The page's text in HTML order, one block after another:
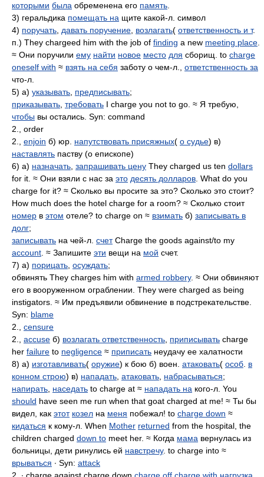
которыми была обременена его память
3) геральдика помещать на щите какой-л. символ
4) поручать давать поручение возлагать( ответственность и т.
п.) They chargeed him with the job of finding a new meeting place
≈ Они поручили ему найти новое место для сборищ. to charge
oneself with ≈ взять на себя заботу о чем-л., ответственность за
что-л.
5) а) указывать предписывать;
приказывать требовать I charge you not to go. ≈ Я требую,
чтобы вы остались. Syn: command
2., order
2., enjoin б) юр. напутствовать присяжных( о судье) в)
наставлять паству (о епископе)
6) а) назначать запрашивать цену They charged us ten dollars
for it. ≈ Они взяли с нас за это десять долларов . What do you
charge for it? ≈ Сколько вы просите за это? Сколько это стоит?
How much does the hotel charge for a room? ≈ Сколько стоит
номер в этом отеле? to charge on ≈ взимать б) записывать в
долг;
записывать на чей-л. счетCharge the goods against/to my
account . ≈ Запишите эти вещи на мой счет.
7) а) порицать осуждать;
обвинять They charges him with armed robbery. ≈ Они обвиняют
его в вооруженном ограблении. They were charged as being
instigators. ≈ Им предъявили обвинение в подстрекательстве.
Syn: blame
2., censure
2., accuse б) возлагать ответственность приписывать charge
her failure to negligence ≈ приписать неудачу ее халатности
8) а) изготавливать( оружие) к бою б) воен. атаковать( особ в
конном строю) в) нападать атаковать набрасываться;
напирать наседать to charge at ≈ нападать на кого-л. You
should have seen me run when that goat charged at me! ≈ Ты бы
видел, как этот козел на меня побежал! to charge down ≈
кидаться к кому-л. When Mother returned from the hospital, the
children charged down to meet her. ≈ Когда мама вернулась из
больницы, дети ринулись ей навстречу. to charge into ≈
врываться ∙ Syn: attack